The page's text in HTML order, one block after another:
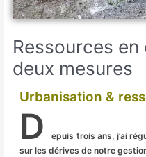
Ressources
deux mesures
Urbanisation &
D
epuis trois ans, j’ai
sur les dérives de notre